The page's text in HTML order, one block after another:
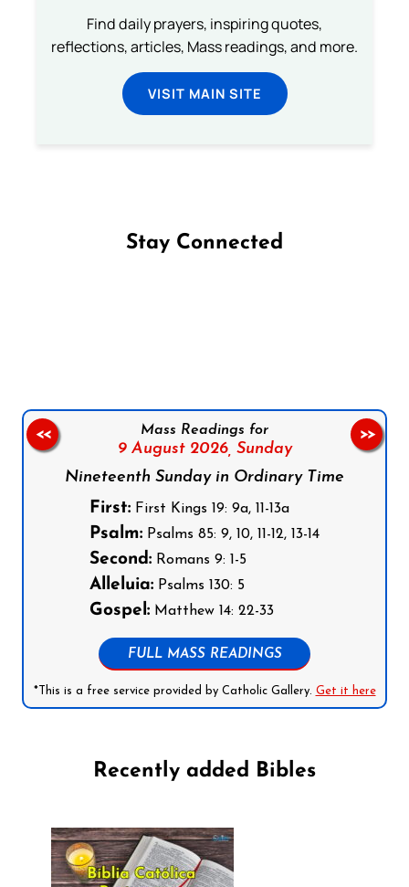
Find daily prayers, inspiring quotes,
reflections, articles, Mass readings, and more.
VISIT MAIN SITE
Stay Connected
Mass Readings for
9 August 2026, Sunday
Nineteenth Sunday in Ordinary Time
First: First Kings 19: 9a, 11-13a
Psalm: Psalms 85: 9, 10, 11-12, 13-14
Second: Romans 9: 1-5
Alleluia: Psalms 130: 5
Gospel: Matthew 14: 22-33
FULL MASS READINGS
*This is a free service provided by Catholic Gallery. Get it here
<< >>
Recently added Bibles